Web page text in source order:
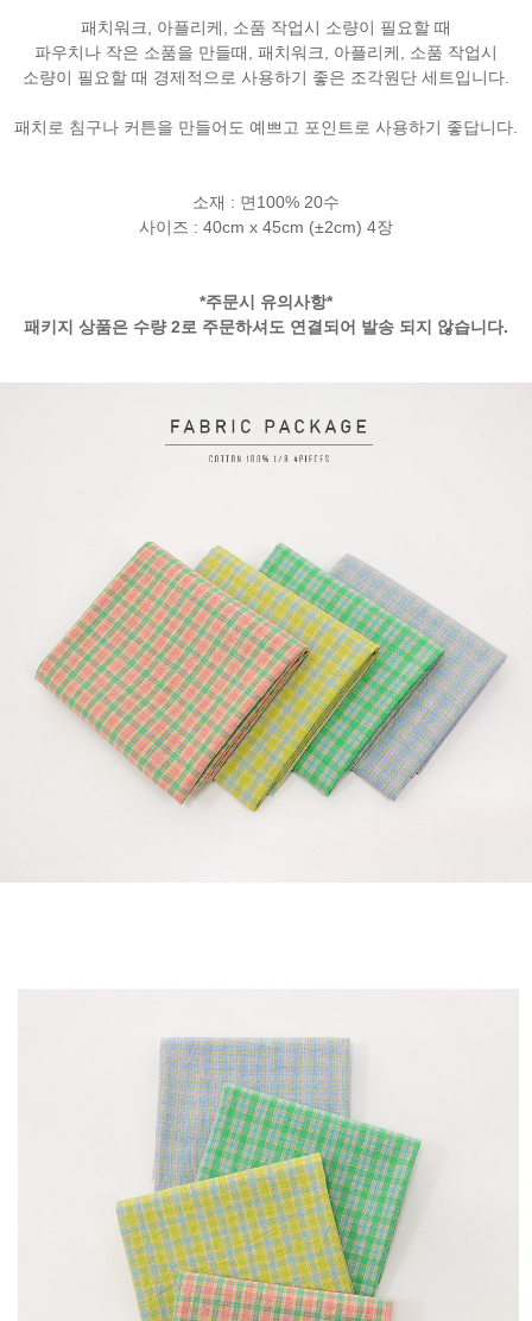
패치워크, 아플리케, 소품 작업시 소량이 필요할 때
파우치나 작은 소품을 만들때, 패치워크, 아플리케, 소품 작업시
소량이 필요할 때 경제적으로 사용하기 좋은 조각원단 세트입니다.
패치로 침구나 커튼을 만들어도 예쁘고 포인트로 사용하기 좋답니다.
소재 : 면100% 20수
사이즈 : 40cm x 45cm (±2cm) 4장
*주문시 유의사항*
패키지 상품은 수량 2로 주문하셔도 연결되어 발송 되지 않습니다.